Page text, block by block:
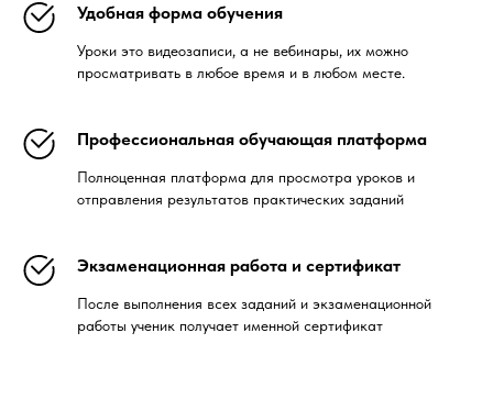
Удобная форма обучения
Уроки это видеозаписи, а не вебинары, их можно
просматривать в любое время и в любом месте.
Профессиональная обучающая платформа
Полноценная платформа для просмотра уроков и
отправления результатов практических заданий
Экзаменационная работа и сертификат
После выполнения всех заданий и экзаменационной
работы ученик получает именной сертификат